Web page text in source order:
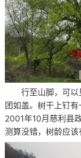
行至山脚，可以
团如盖。树干上钉有
2001年10月慈利县
测算没错，树龄应该